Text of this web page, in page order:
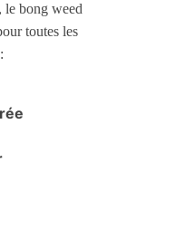
le bong weed
toutes les